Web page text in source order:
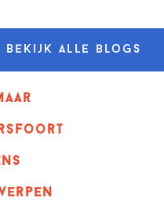
Bekijk alle blogs